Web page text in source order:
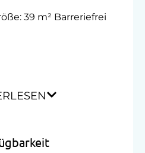
39 m² Barreriefrei